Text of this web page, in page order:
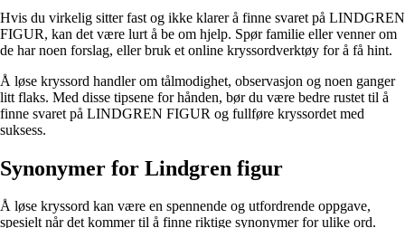
Hvis du virkelig sitter fast og ikke klarer å finne svaret på LINDGREN
FIGUR, kan det være lurt å be om hjelp. Spør familie eller venner om
de har noen forslag, eller bruk et online kryssordverktøy for å få hint.
Å løse kryssord handler om tålmodighet, observasjon og noen ganger
litt flaks. Med disse tipsene for hånden, bør du være bedre rustet til å
finne svaret på LINDGREN FIGUR og fullføre kryssordet med
suksess.
Synonymer for Lindgren figur
Å løse kryssord kan være en spennende og utfordrende oppgave,
spesielt når det kommer til å finne riktige synonymer for ulike ord.